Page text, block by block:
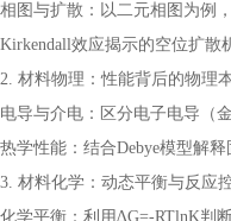
相图与扩散：以二元相图为例
Kirkendall效应揭示的空位扩散
2. 材料物理：性能背后的物理
电导与介电：区分电子电导（
热学性能：结合Debye模型解
3. 材料化学：动态平衡与反应
化学平衡：利用∆G=-RTlnK判